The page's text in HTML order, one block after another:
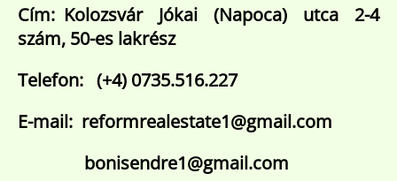
Cím: Kolozsvár Jókai (Napoca) utca 2-4
szám, 50-es lakrész
Telefon: (+4) 0735.516.227
E-mail: reformrealestate1@gmail.com
bonisendre1@gmail.com